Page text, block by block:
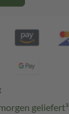
geliefert³